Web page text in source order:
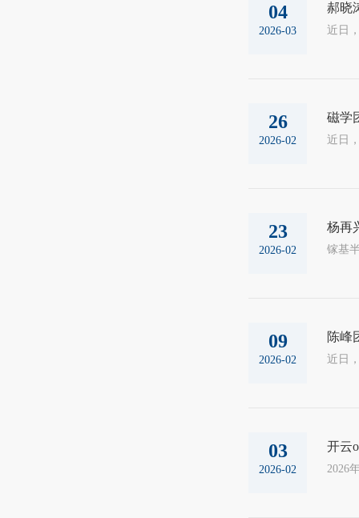
04
2026-03
郝晓
26
2026-02
磁学
23
2026-02
杨再
09
2026-02
陈峰
03
2026-02
开云